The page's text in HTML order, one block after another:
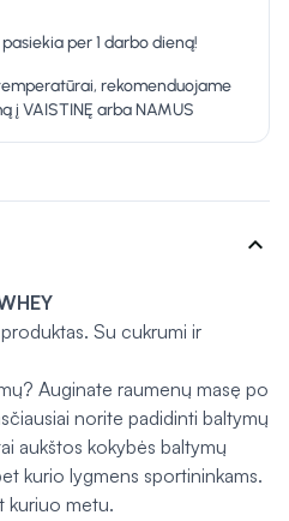
per 1 darbo dieną!
rekomenduojame
į VAISTINĘ arba NAMUS
expand_more
Su cukrumi ir
Auginate raumenų masę po
norite padidinti baltymų
aukštos kokybės baltymų
kurio lygmens sportininkams.
kuriuo metu.